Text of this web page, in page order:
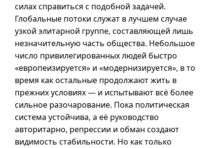
силах справиться с подобной задачей.
Глобальные потоки служат в лучшем случае
узкой элитарной группе, составляющей лишь
незначительную часть общества. Небольшое
число привилегированных людей быстро
«европеизируется» и «модернизируется», в то
время как остальные продолжают жить в
прежних условиях — и испытывают всё более
сильное разочарование. Пока политическая
система устойчива, а её руководство
авторитарно, репрессии и обман создают
видимость стабильности. Но как только